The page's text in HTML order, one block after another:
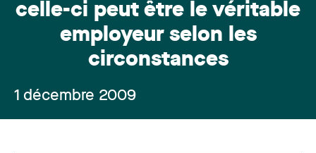
celle-ci peut être le véritable
employeur selon les
circonstances
1 décembre 2009